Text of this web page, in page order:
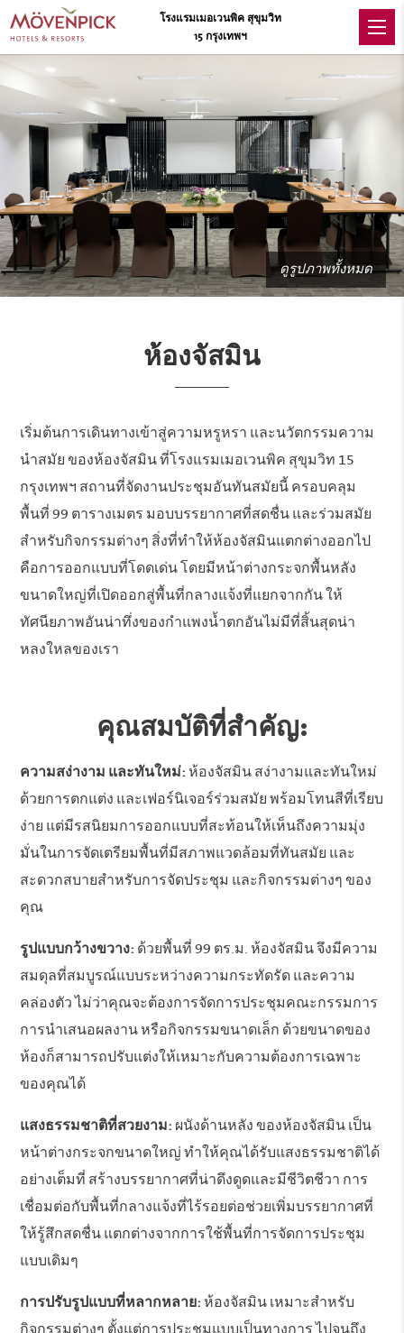
ดูรูปภาพทั้งหมด
ห้องจัสมิน
เริ่มต้นการเดินทางเข้าสู่ความหรูหรา และนวัตกรรมความ
นำสมัย ของห้องจัสมิน ที่โรงแรมเมอเวนพิค สุขุมวิท 15
กรุงเทพฯ สถานที่จัดงานประชุมอันทันสมัยนี้ ครอบคลุม
พื้นที่ 99 ตารางเมตร มอบบรรยากาศที่สดชื่น และร่วมสมัย
สำหรับกิจกรรมต่างๆ สิ่งที่ทำให้ห้องจัสมินแตกต่างออกไป
คือการออกแบบที่โดดเด่น โดยมีหน้าต่างกระจกพื้นหลัง
ขนาดใหญ่ที่เปิดออกสู่พื้นที่กลางแจ้งที่แยกจากกัน ให้
ทัศนียภาพอันน่าทึ่งของกำแพงน้ำตกอันไม่มีที่สิ้นสุดน่า
หลงใหลของเรา
คุณสมบัติที่สำคัญ:
ความสง่างาม และทันใหม่: ห้องจัสมิน สง่างามและทันใหม่
ด้วยการตกแต่ง และเฟอร์นิเจอร์ร่วมสมัย พร้อมโทนสีที่เรียบ
ง่าย แต่มีรสนิยมการออกแบบที่สะท้อนให้เห็นถึงความมุ่ง
มั่นในการจัดเตรียมพื้นที่มีสภาพแวดล้อมที่ทันสมัย และ
สะดวกสบายสำหรับการจัดประชุม และกิจกรรมต่างๆ ของ
คุณ
รูปแบบกว้างขวาง: ด้วยพื้นที่ 99 ตร.ม. ห้องจัสมิน จึงมีความ
สมดุลที่สมบูรณ์แบบระหว่างความกระทัดรัด และความ
คล่องตัว ไม่ว่าคุณจะต้องการจัดการประชุมคณะกรรมการ
การนำเสนอผลงาน หรือกิจกรรมขนาดเล็ก ด้วยขนาดของ
ห้องก็สามารถปรับแต่งให้เหมาะกับความต้องการเฉพาะ
ของคุณได้
แสงธรรมชาติที่สวยงาม: ผนังด้านหลัง ของห้องจัสมิน เป็น
หน้าต่างกระจกขนาดใหญ่ ทำให้คุณได้รับแสงธรรมชาติได้
อย่างเต็มที่ สร้างบรรยากาศที่น่าดึงดูดและมีชีวิตชีวา การ
เชื่อมต่อกับพื้นที่กลางแจ้งที่ไร้รอยต่อช่วยเพิ่มบรรยากาศที่
ให้รู้สึกสดชื่น แตกต่างจากการใช้พื้นที่การจัดการประชุม
แบบเดิมๆ
การปรับรูปแบบที่หลากหลาย: ห้องจัสมิน เหมาะสำหรับ
โรงแรมเมอเวนพิค สุขุมวิท
15 กรุงเทพฯ